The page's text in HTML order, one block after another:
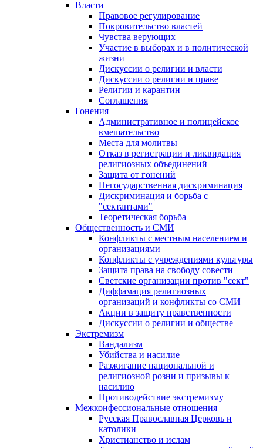
Власти
Правовое регулирование
Покровительство властей
Чувства верующих
Участие в выборах и в политической
жизни
Дискуссии о религии и власти
Дискуссии о религии и праве
Религии и карантин
Соглашения
Гонения
Административное и полицейское
вмешательство
Места для молитвы
Отказ в регистрации и ликвидация
религиозных объединений
Защита от гонений
Негосударственная дискриминация
Дискриминация и борьба с
"сектантами"
Теоретическая борьба
Общественность и СМИ
Конфликты с местным населением и
организациями
Конфликты с учреждениями культуры
Защита права на свободу совести
Светские организации против "сект"
Диффамация религиозных
организаций и конфликты со СМИ
Акции в защиту нравственности
Дискуссии о религии и обществе
Экстремизм
Вандализм
Убийства и насилие
Разжигание национальной и
религиозной розни и призывы к
насилию
Противодействие экстремизму
Межконфессиональные отношения
Русская Православная Церковь и
католики
Христианство и ислам